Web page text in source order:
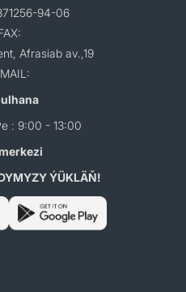
94-06
Afrasiab av.,19
: 9:00 - 13:00
ÝÜKLÄŇ!